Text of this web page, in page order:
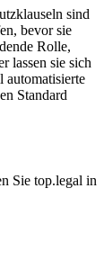
sind
bevor sie
Rolle,
lassen sie sich
automatisierte
Standard
Sie top.legal in